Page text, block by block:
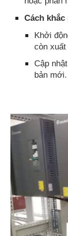
Cách khắc
Khởi
còn xuất
Cập
bản mới.